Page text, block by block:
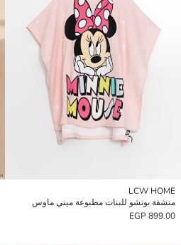
LCW HOME
منشفة بونشو للبنات مطبوعة ميني ماوس
899.00 EGP